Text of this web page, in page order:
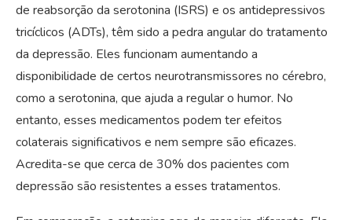
de reabsorção da serotonina (ISRS) e os antidepressivos
tricíclicos (ADTs), têm sido a pedra angular do tratamento
da depressão. Eles funcionam aumentando a
disponibilidade de certos neurotransmissores no cérebro,
como a serotonina, que ajuda a regular o humor. No
entanto, esses medicamentos podem ter efeitos
colaterais significativos e nem sempre são eficazes.
Acredita-se que cerca de 30% dos pacientes com
depressão são resistentes a esses tratamentos.